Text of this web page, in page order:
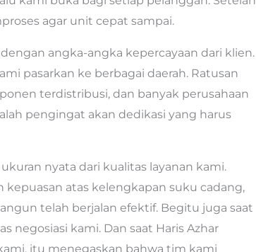
agar unit cepat sampai.
angka-angka kepercayaan dari klien.
pasarkan ke berbagai daerah. Ratusan
terdistribusi, dan banyak perusahaan
pengingat akan dedikasi yang harus
nyata dari kualitas layanan kami.
atas kelengkapan suku cadang,
telah berjalan efektif. Begitu juga saat
negosiasi kami. Dan saat Haris Azhar
itu menegaskan bahwa tim kami